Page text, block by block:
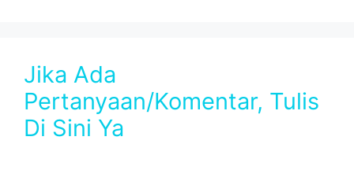
Jika Ada
Pertanyaan/Komentar, Tulis
Di Sini Ya